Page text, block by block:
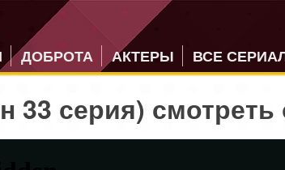
ДОБРОТА АКТЕРЫ ВСЕ
33 серия) смотреть